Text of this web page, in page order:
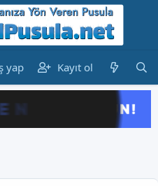
yap Kayıt ol